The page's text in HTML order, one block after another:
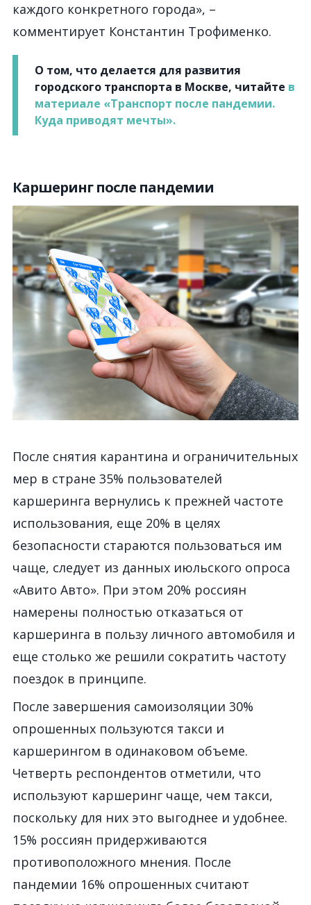
каждого конкретного города», –
комментирует Константин Трофименко.
О том, что делается для развития
городского транспорта в Москве, читайте в
материале «Транспорт после пандемии.
Куда приводят мечты».
Каршеринг после пандемии
После снятия карантина и ограничительных
мер в стране 35% пользователей
каршеринга вернулись к прежней частоте
использования, еще 20% в целях
безопасности стараются пользоваться им
чаще, следует из данных июльского опроса
«Авито Авто». При этом 20% россиян
намерены полностью отказаться от
каршеринга в пользу личного автомобиля и
еще столько же решили сократить частоту
поездок в принципе.
После завершения самоизоляции 30%
опрошенных пользуются такси и
каршерингом в одинаковом объеме.
Четверть респондентов отметили, что
используют каршеринг чаще, чем такси,
поскольку для них это выгоднее и удобнее.
15% россиян придерживаются
противоположного мнения. После
пандемии 16% опрошенных считают